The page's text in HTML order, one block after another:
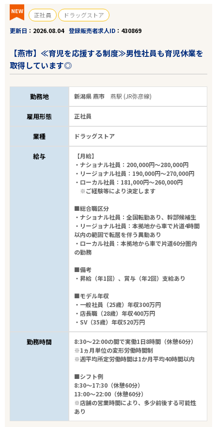
NEW 正社員
ドラッグストア
更新日
2026.08.04 登録販売者求人ID 430869
【燕市】≪育児を応援する制度≫男性社員も育児休業を
取得しています◎
勤務地 新潟県 燕市燕駅 (JR弥彦線)
雇用形態 正社員
業種 ドラッグストア
給与
【月給】
・ナショナル社員：200,000円～280,000円
・リージョナル社員：190,000円～270,000円
・ローカル社員：181,000円～260,000円
※ご経験等により決定します
■総合職区分
・ナショナル社員：全国転勤あり、幹部候補生
・リージョナル社員：本拠地から車で片道4時間
以内の範囲で転居を伴う異動あり
・ローカル社員：本拠地から車で片道60分圏内
の勤務
■備考
・昇給（年1回）、賞与（年2回）支給あり
■モデル年収
・一般社員（25歳）年収300万円
・店長職（28歳）年収400万円
・SV（35歳）年収520万円
勤務時間
8:30～22:00の間で実働1日8時間（休憩60分）
※1ヵ月単位の変形労働時間制
※週平均所定労働時間は1か月平均40時間以内
■シフト例
8:30～17:30（休憩60分）
13:00～22:00（休憩60分）
※店舗の営業時間により、多少前後する可能性
あり